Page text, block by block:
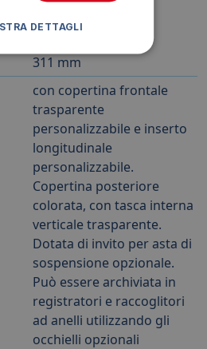
311 mm
con copertina frontale
trasparente
personalizzabile e inserto
longitudinale
personalizzabile.
Copertina posteriore
colorata, con tasca interna
verticale trasparente.
Dotata di invito per asta di
sospensione opzionale.
Può essere archiviata in
registratori e raccoglitori
ad anelli utilizzando gli
occhielli opzionali
DETTAGLI